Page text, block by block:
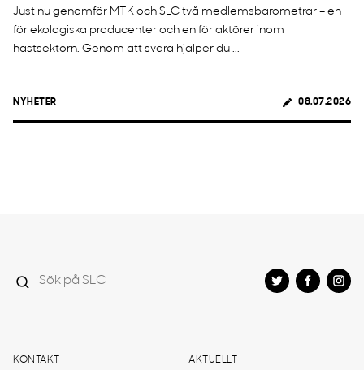
Just nu genomför MTK och SLC två medlemsbarometrar – en
för ekologiska producenter och en för aktörer inom
hästsektorn. Genom att svara hjälper du ...
NYHETER 08.07.2026
KONTAKT AKTUELLT